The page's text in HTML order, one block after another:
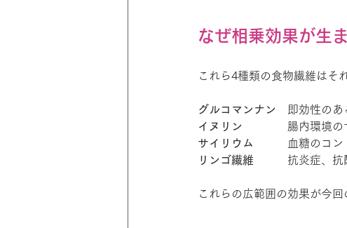
なぜ相乗効果が生
これら4種類の食物繊維はそ
グルコマンナン
即効性のあ
イヌリン
腸内環境のサ
サイリウム
血糖のコン
リンゴ繊維 抗炎症、抗酸
これらの広範囲の効果が今